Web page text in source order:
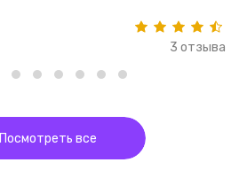
3 отзыва
Посмотреть все